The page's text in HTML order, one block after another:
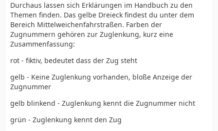
Durchaus lassen sich Erklärungen im Handbuch zu den
Themen finden. Das gelbe Dreieck findest du unter dem
Bereich Mittelweichenfahrstraßen. Farben der
Zugnummern gehören zur Zuglenkung, kurz eine
Zusammenfassung:
rot - fiktiv, bedeutet dass der Zug steht
gelb - Keine Zuglenkung vorhanden, bloße Anzeige der
Zugnummer
gelb blinkend - Zuglenkung kennt die Zugnummer nicht
grün - Zuglenkung kennt den Zug